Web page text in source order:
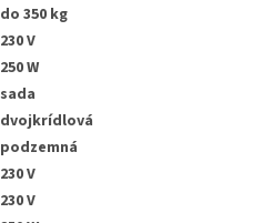
do 350 kg
230 V
250 W
sada
dvojkrídlová
podzemná
230 V
230 V